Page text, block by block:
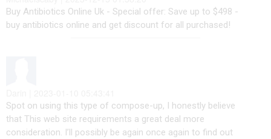
Buy Antibiotics Online Uk - Special offer: Save up to $498 -
buy antibiotics online and get discount for all purchased!
Spot on using this type of compose-up, I honestly believe
that This web site requirements a great deal more
consideration. I’ll possibly be again once again to find out